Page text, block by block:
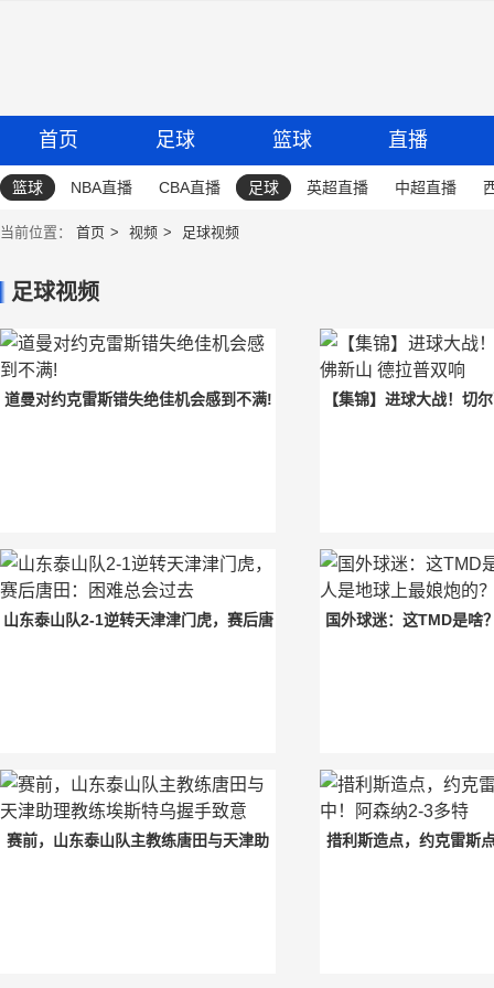
首页 足球 篮球 直播
篮球 NBA直播 CBA直播 足球 英超直播 中超直播
当前位置： 首页 视频 足球视频
足球视频
道曼对约克雷斯错失绝佳机会感到不满!
【集锦】进球大战！切
山东泰山队2-1逆转天津津门虎，赛后唐
国外球迷：这TMD是啥
赛前，山东泰山队主教练唐田与天津助
措利斯造点，约克雷斯